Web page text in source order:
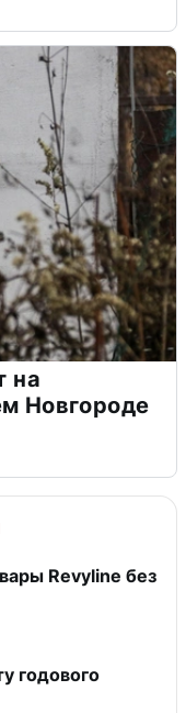
на
Новгороде
Revyline без
годового